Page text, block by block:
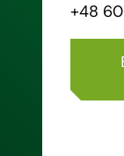
+48